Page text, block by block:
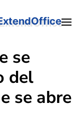
se
del
se abre